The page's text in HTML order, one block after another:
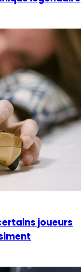
joueurs